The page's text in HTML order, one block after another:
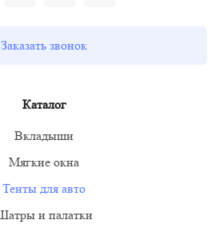
Каталог
Тенты для авто
Заказать звонок